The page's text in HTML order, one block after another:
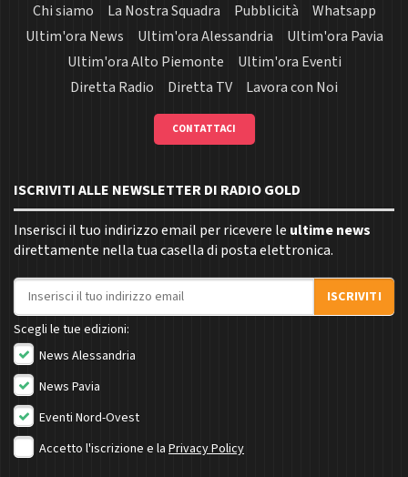
Chi siamo La Nostra Squadra Pubblicità
Whatsapp
Ultim'ora News
Ultim'ora Alessandria
Ultim'ora Pavia
Ultim'ora Alto Piemonte
Ultim'ora Eventi
Diretta Radio
Diretta TV Lavora con Noi
CONTATTACI
ISCRIVITI ALLE NEWSLETTER DI RADIO GOLD
Inserisci il tuo indirizzo email per ricevere le ultime news
direttamente nella tua casella di posta elettronica.
Indirizzo email
ISCRIVITI
Scegli le tue edizioni:
News Alessandria
News Pavia
Eventi Nord-Ovest
Accetto l'iscrizione e la Privacy Policy